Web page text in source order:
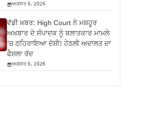
ਅਗਸਤ 6, 2026
ਵੱਡੀ ਖ਼ਬਰ: High Court ਨੇ ਮਸ਼ਹੂਰ
ਅਖ਼ਬਾਰ ਦੇ ਸੰਪਾਦਕ ਨੂੰ ਬਲਾਤਕਾਰ ਮਾਮਲੇ
‘ਚ ਠਹਿਰਾਇਆ ਦੋਸ਼ੀ! ਹੇਠਲੀ ਅਦਾਲਤ ਦਾ
ਫੈਸਲਾ ਰੱਦ
ਅਗਸਤ 6, 2026